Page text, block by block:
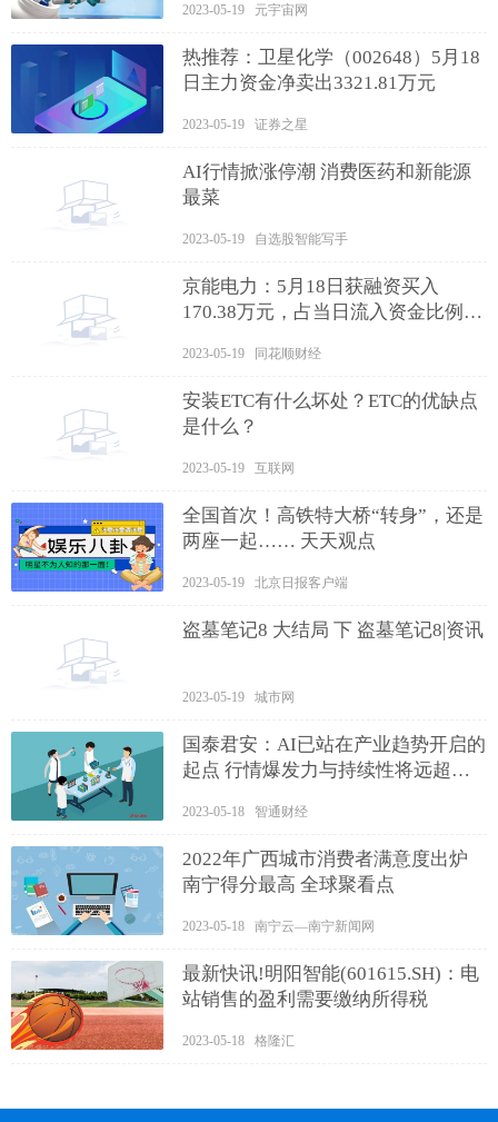
2023-05-19 元宇宙网
热推荐：卫星化学（002648）5月18
日主力资金净卖出3321.81万元
2023-05-19 证券之星
AI行情掀涨停潮 消费医药和新能源
最菜
2023-05-19 自选股智能写手
京能电力：5月18日获融资买入
170.38万元，占当日流入资金比例
2023-05-19 同花顺财经
安装ETC有什么坏处？ETC的优缺点
是什么？
2023-05-19 互联网
全国首次！高铁特大桥“转身”，还是
两座一起…… 天天观点
2023-05-19 北京日报客户端
盗墓笔记8 大结局 下 盗墓笔记8|资讯
2023-05-19 城市网
国泰君安：AI已站在产业趋势开启的
起点 行情爆发力与持续性将远超市
2023-05-18 智通财经
2022年广西城市消费者满意度出炉
南宁得分最高 全球聚看点
2023-05-18 南宁云—南宁新闻网
最新快讯!明阳智能(601615.SH)：电
站销售的盈利需要缴纳所得税
2023-05-18 格隆汇